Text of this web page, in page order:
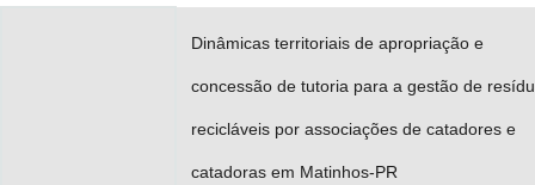
Dinâmicas territoriais de apropriação e
concessão de tutoria para a gestão de
recicláveis por associações de catadores e
catadoras em Matinhos-PR